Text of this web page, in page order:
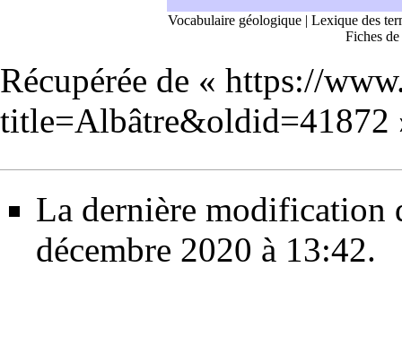
Vocabulaire géologique| Lexique des
Fiches
Récupérée de « https://
title=Albâtre&oldid=41872
La dernière modification
décembre 2020 à 13:42.